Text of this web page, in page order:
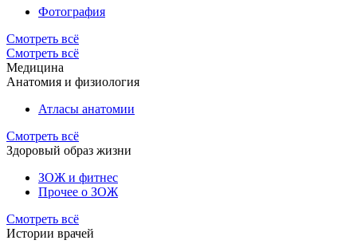
Фотография
Смотреть всё
Смотреть всё
Медицина
Анатомия и физиология
Атласы анатомии
Смотреть всё
Здоровый образ жизни
ЗОЖ и фитнес
Прочее о ЗОЖ
Смотреть всё
Истории врачей